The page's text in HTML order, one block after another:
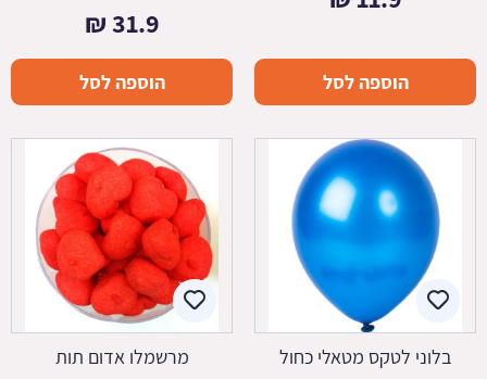
הוספה לסל
31.9
₪
הוספה לסל
בלוני לטקס מטאלי כחול מרשמלו אדום תות